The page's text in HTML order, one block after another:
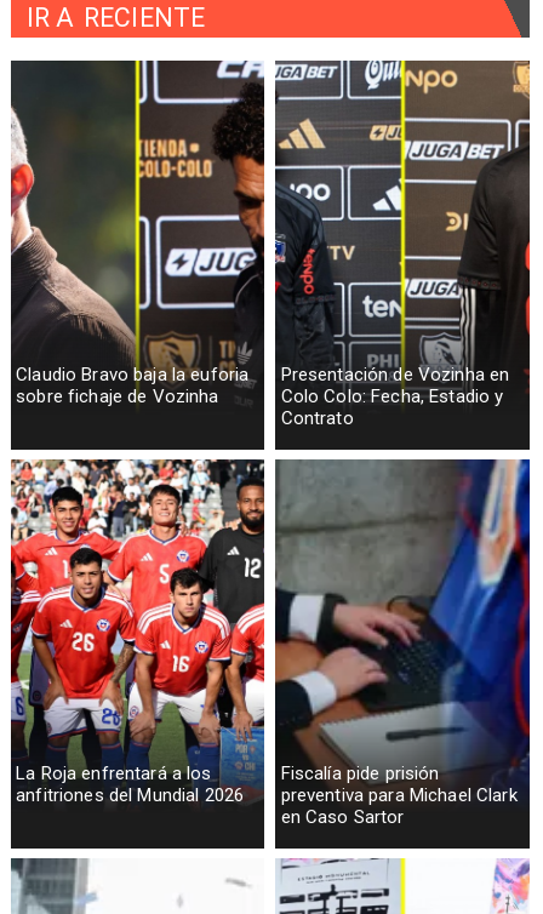
Claudio Bravo baja la euforia
sobre fichaje de Vozinha
Presentación de Vozinha en
Colo Colo: Fecha, Estadio y
Contrato
La Roja enfrentará a los
anfitriones del Mundial 2026
Fiscalía pide prisión
preventiva para Michael Clark
en Caso Sartor
IR A RECIENTE